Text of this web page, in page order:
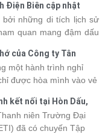
khi lựa chọn. Bài viết
Hạ Long mới nhất
và tìm được hành
sách.
Điện Biên cập nhật
bởi những di tích lịch sử
quan mang đậm dấu
vé sẽ giúp bạn chủ
Vietsense Travel tham
lịch Điện Biênmới nhất
của Công ty Tân
một hành trình nghỉ
được hòa mình vào vẻ
đáng nhớ. Hãy cùng
trải nghiệm khó
kết nối tại Hòn Dấu,
niên Trường Đại
đã có chuyến Tập